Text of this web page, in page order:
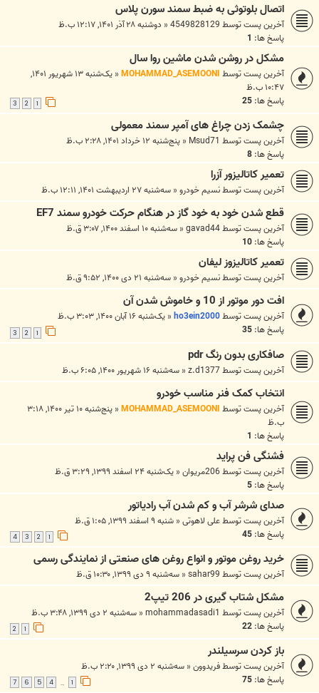
اتصال بلوتوثی به ضبط سمند سورن پلاس
آخرین پست توسط4549828129
« دوشنبه ۲۸ آذر ۱۴۰۱, ۱۲:۱۷ ب.ظ
پاسخ ها: 1
مشکل در روشن شدن ماشین روا سال
آخرین پست توسطMOHAMMAD_ASEMOONI
«
یک‌شنبه ۱۳ شهریور ۱۴۰۱,
۱۰:۴۷ ب.ظ
پاسخ ها: 25
3
چشمک زدن چراغ های آمپر سمند معمولی
آخرین پست توسطMsud71
« پنج‌شنبه ۱۲ خرداد ۱۴۰۱, ۲:۲۸ ب.ظ
پاسخ ها: 8
تعمیر کاتالیزور آزرا
آخرین پست توسطنسیم خودرو« سه‌شنبه ۲۷ اردیبهشت ۱۴۰۱, ۱۲:۱۱ ب.ظ
قطع شدن خود به خود گاز در هنگام حرکت خودرو سمند EF7
آخرین پست توسطgavad44
« سه‌شنبه ۱۰ اسفند ۱۴۰۰, ۳:۰۷ ق.ظ
پاسخ ها: 10
تعمیر کاتالیزوز لیفان
آخرین پست توسطنسیم خودرو« سه‌شنبه ۲۱ دی ۱۴۰۰, ۹:۵۲ ق.ظ
افت دور موتور از 10 و خاموش شدن آن
آخرین پست توسطho3ein2000
« یک‌شنبه ۱۶ آبان ۱۴۰۰, ۳:۰۳ ب.ظ
پاسخ ها: 35
3
صافکاری بدون رنگ pdr
آخرین پست توسطz.d1377
« سه‌شنبه ۱۶ شهریور ۱۴۰۰, ۶:۰۵ ب.ظ
انتخاب کمک فنر مناسب خودرو
آخرین پست توسطMOHAMMAD_ASEMOONI
«
پنج‌شنبه ۱۰ تیر ۱۴۰۰, ۳:۱۸
ب.ظ
پاسخ ها: 1
فشنگی فن پراید
آخرین پست توسط206مریوان « یک‌شنبه ۲۴ اسفند ۱۳۹۹, ۳:۲۹ ق.ظ
پاسخ ها: 5
صدای شرشر آب و کم شدن آب رادیاتور
آخرین پست توسطعلی لاهوتی« شنبه ۹ اسفند ۱۳۹۹, ۱:۰۵ ق.ظ
پاسخ ها: 45
3
4
خرید روغن موتور و انواع روغن های صنعتی از نمایندگی رسمی
آخرین پست توسطsahar99
« سه‌شنبه ۹ دی ۱۳۹۹, ۱۰:۳۰ ق.ظ
مشکل شتاب گیری در 206 تیپ2
آخرین پست توسطmohammadasadi1
« سه‌شنبه ۲ دی ۱۳۹۹, ۳:۴۸ ب.ظ
پاسخ ها: 22
باز کردن سرسیلندر
آخرین پست توسطفریدوون« سه‌شنبه ۲ دی ۱۳۹۹, ۲:۲۰ ب.ظ
پاسخ ها: 75
…
4
5
6
7